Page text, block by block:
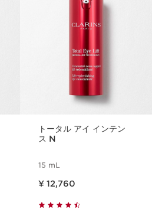
トータル アイ インテン
ス N
15 mL
¥ 12,760